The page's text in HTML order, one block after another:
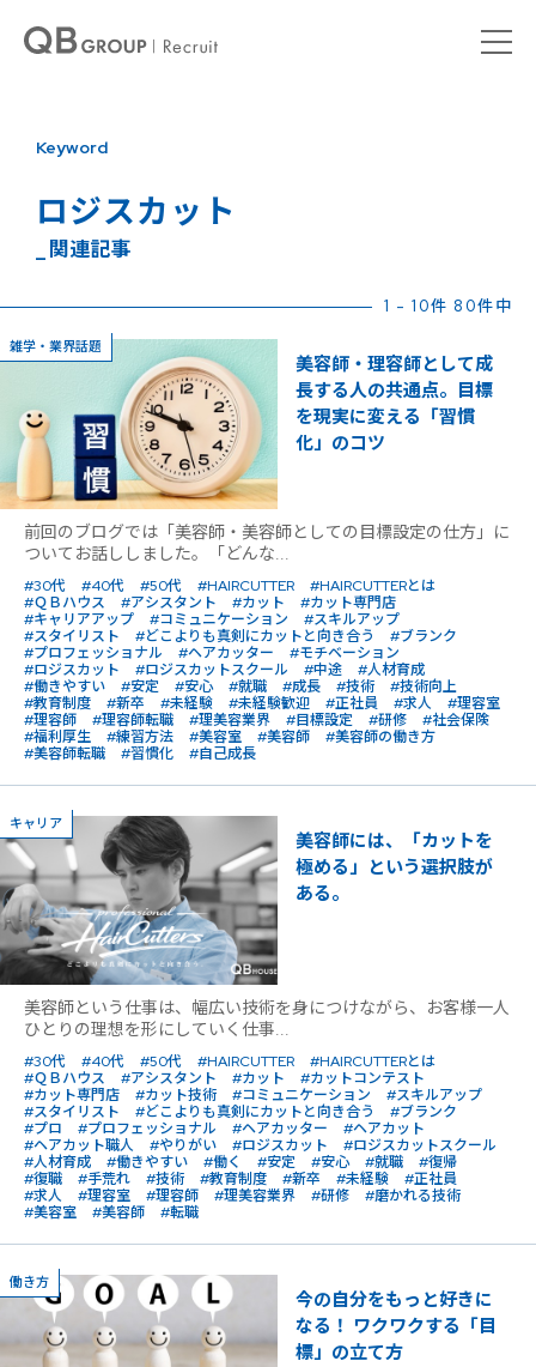
Keyword
ロジスカット
_ 関連記事
1 - 10件 80件中
雑学・業界話題
美容師・理容師として成
長する人の共通点。目標
を現実に変える「習慣
化」のコツ
前回のブログでは「美容師・美容師としての目標設定の仕方」に
ついてお話ししました。「どんな...
#30代 #40代 #50代 #HAIRCUTTER
#HAIRCUTTERとは
#ＱＢハウス
#アシスタント #カット
#カット専門店
#キャリアアップ
#コミュニケーション
#スキルアップ
#スタイリスト
#どこよりも真剣にカットと向き合う
#ブランク
#プロフェッショナル
#ヘアカッター
#モチベーション
#ロジスカット
#ロジスカットスクール #中途
#人材育成
#働きやすい
#安定 #安心 #就職 #成長 #技術
#技術向上
#教育制度
#新卒 #未経験 #未経験歓迎 #正社員 #求人
#理容室
#理容師
#理容師転職 #理美容業界 #目標設定 #研修
#社会保険
#福利厚生
#練習方法 #美容室 #美容師
#美容師の働き方
#美容師転職
#習慣化 #自己成長
キャリア
美容師には、「カットを
極める」という選択肢が
ある。
美容師という仕事は、幅広い技術を身につけながら、お客様一人
ひとりの理想を形にしていく仕事...
#30代 #40代 #50代 #HAIRCUTTER
#HAIRCUTTERとは
#ＱＢハウス
#アシスタント #カット
#カットコンテスト
#カット専門店
#カット技術 #コミュニケーション
#スキルアップ
#スタイリスト
#どこよりも真剣にカットと向き合う
#ブランク
#プロ
#プロフェッショナル #ヘアカッター
#ヘアカット
#ヘアカット職人
#やりがい #ロジスカット
#ロジスカットスクール
#人材育成
#働きやすい #働く #安定 #安心 #就職
#復帰
#復職
#手荒れ #技術 #教育制度 #新卒 #未経験
#正社員
#求人
#理容室 #理容師 #理美容業界 #研修
#磨かれる技術
#美容室
#美容師 #転職
働き方
今の自分をもっと好きに
なる！ ワクワクする「目
標」の立て方